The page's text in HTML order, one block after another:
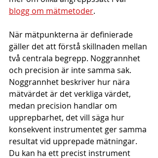
blogg om mätmetoder.
När mätpunkterna är definierade
gäller det att förstå skillnaden mellan
två centrala begrepp. Noggrannhet
och precision är inte samma sak.
Noggrannhet beskriver hur nära
mätvärdet är det verkliga värdet,
medan precision handlar om
upprepbarhet, det vill säga hur
konsekvent instrumentet ger samma
resultat vid upprepade mätningar.
Du kan ha ett precist instrument